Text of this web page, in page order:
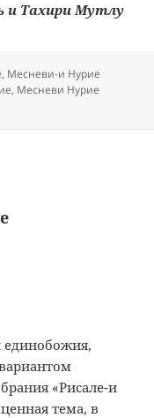
Тахири Мутлу
, Месневи-и Нурие
, Месневи Нурие
единобожия,
«Рисале-и
тема, в